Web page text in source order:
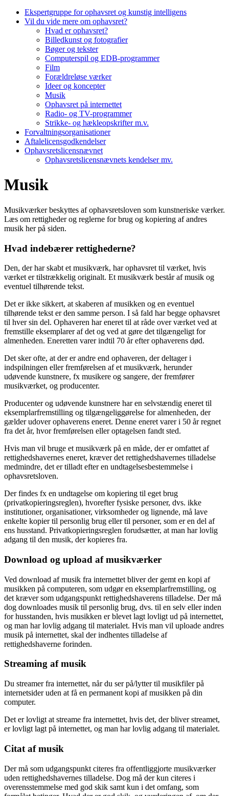
Ekspertgruppe for ophavsret og kunstig intelligens
Vil du vide mere om ophavsret?
Hvad er ophavsret?
Billedkunst og fotografier
Bøger og tekster
Computerspil og EDB-programmer
Film
Forældreløse værker
Ideer og koncepter
Musik
Ophavsret på internettet
Radio- og TV-programmer
Strikke- og hækleopskrifter m.v.
Forvaltningsorganisationer
Aftalelicensgodkendelser
Ophavsretslicensnævnet
Ophavsretslicensnævnets kendelser mv.
Musik
Musikværker beskyttes af ophavsretsloven som kunstneriske værker.
Læs om rettigheder og reglerne for brug og kopiering af andres
musik her på siden.
Hvad indebærer rettighederne?
Den, der har skabt et musikværk, har ophavsret til værket, hvis
værket er tilstrækkelig originalt. Et musikværk består af musik og
eventuel tilhørende tekst.
Det er ikke sikkert, at skaberen af musikken og en eventuel
tilhørende tekst er den samme person. I så fald har begge ophavsret
til hver sin del. Ophaveren har eneret til at råde over værket ved at
fremstille eksemplarer af det og ved at gøre det tilgængeligt for
almenheden. Eneretten varer indtil 70 år efter ophaverens død.
Det sker ofte, at der er andre end ophaveren, der deltager i
indspilningen eller fremførelsen af et musikværk, herunder
udøvende kunstnere, fx musikere og sangere, der fremfører
musikværket, og producenter.
Producenter og udøvende kunstnere har en selvstændig eneret til
eksemplarfremstilling og tilgængeliggørelse for almenheden, der
gælder udover ophaverens eneret. Denne eneret varer i 50 år regnet
fra det år, hvor fremførelsen eller optagelsen fandt sted.
Hvis man vil bruge et musikværk på en måde, der er omfattet af
rettighedshavernes eneret, kræver det rettighedshavernes tilladelse
medmindre, det er tilladt efter en undtagelsesbestemmelse i
ophavsretsloven.
Der findes fx en undtagelse om kopiering til eget brug
(privatkopieringsreglen), hvorefter fysiske personer, dvs. ikke
institutioner, organisationer, virksomheder og lignende, må lave
enkelte kopier til personlig brug eller til personer, som er en del af
ens husstand. Privatkopieringsreglen forudsætter, at man har lovlig
adgang til den musik, der kopieres fra.
Download og upload af musikværker
Ved download af musik fra internettet bliver der gemt en kopi af
musikken på computeren, som udgør en eksemplarfremstilling, og
det kræver som udgangspunkt rettighedshaverens tilladelse. Der må
dog downloades musik til personlig brug, dvs. til en selv eller inden
for husstanden, hvis musikken er blevet lagt lovligt ud på internettet,
og man har lovlig adgang til materialet. Hvis man vil uploade andres
musik på internettet, skal der indhentes tilladelse af
rettighedshaverne forinden.
Streaming af musik
Du streamer fra internettet, når du ser på/lytter til musikfiler på
internetsider uden at få en permanent kopi af musikken på din
computer.
Det er lovligt at streame fra internettet, hvis det, der bliver streamet,
er lovligt lagt på internettet, og man har lovlig adgang til materialet.
Citat af musik
Der må som udgangspunkt citeres fra offentliggjorte musikværker
uden rettighedshavernes tilladelse. Dog må der kun citeres i
overensstemmelse med god skik samt kun i det omfang, som